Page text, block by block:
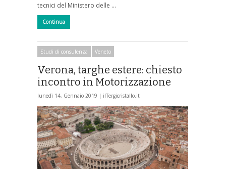
tecnici del Ministero delle …
Continua
Studi di consulenza Veneto
Verona, targhe estere: chiesto
incontro in Motorizzazione
lunedì 14, Gennaio 2019 | ilTergicristallo.it